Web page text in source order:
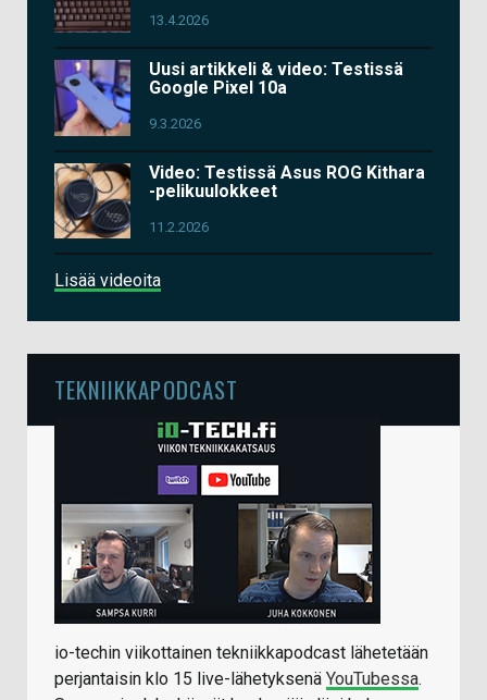
13.4.2026
Uusi artikkeli & video: Testissä
Google Pixel 10a
9.3.2026
Video: Testissä Asus ROG Kithara
-pelikuulokkeet
11.2.2026
Lisää videoita
TEKNIIKKAPODCAST
io-techin viikottainen tekniikkapodcast lähetetään
perjantaisin klo 15 live-lähetyksenä YouTubessa.